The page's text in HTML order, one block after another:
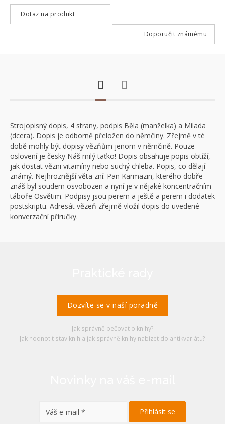
Dotaz na produkt
Doporučit známému
Strojopisný dopis, 4 strany, podpis Běla (manželka) a Milada
(dcera). Dopis je odborně přeložen do němčiny. Zřejmě v té
době mohly být dopisy vězňům jenom v němčině. Pouze
oslovení je česky Náš milý taťko! Dopis obsahuje popis obtíží,
jak dostat vězni vitamíny nebo suchý chleba. Popis, co dělají
známý. Nejhroznější věta zní: Pan Karmazin, kterého dobře
znáš byl soudem osvobozen a nyní je v nějaké koncentračním
táboře Osvětim. Podpisy jsou perem a ještě a perem i dodatek
postskriptu. Adresát vězeň zřejmě vložil dopis do uvedené
konverzační příručky.
Dozvíte se v naší poradně
Jak správně pečovat o knihy?
Jak hodnotit stav knih a jak správně knihy nabízet do antikvariátu?